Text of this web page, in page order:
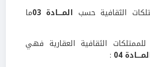
الثقافية حسب المـــادة 03
ما
للممتلكات الثقافية العقارية فهي
04
: